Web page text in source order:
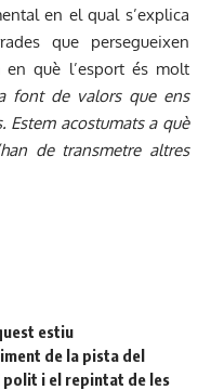
en el qual s’explica
que persegueixen
en què l’esport és molt
font de valors que ens
Estem acostumats a què
de transmetre altres
estiu
de la pista del
polit i el repintat de les